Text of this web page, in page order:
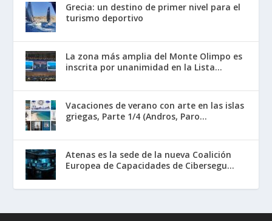
Grecia: un destino de primer nivel para el
turismo deportivo
La zona más amplia del Monte Olimpo es
inscrita por unanimidad en la Lista...
Vacaciones de verano con arte en las islas
griegas, Parte 1/4 (Andros, Paro...
Atenas es la sede de la nueva Coalición
Europea de Capacidades de Cibersegu...